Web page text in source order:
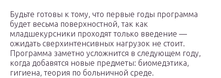
Будьте готовы к тому, что первые годы программа
будет весьма поверхностной, так как
младшекурсники проходят только введение —
ожидать сверхинтенсивных нагрузок не стоит.
Программа заметно усложнится в следующем году,
когда добавятся новые предметы: биомедэтика,
гигиена, теория по больничной среде.